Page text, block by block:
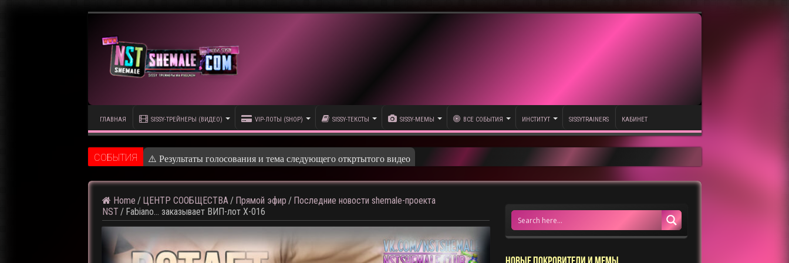
ГЛАВНАЯ SISSY-ТРЕЙНЕРЫ (ВИДЕО) VIP-ЛОТЫ (SHOP) SISSY-ТЕКСТЫ SISSY-МЕМЫ ВСЕ СОБЫТИЯ ИНСТИТУТ SISSYTRAINERS КАБИНЕТ
CОБЫТИЯ ⚠️ Кадры из предсто
Home / ЦЕНТР СООБЩЕСТВА / Прямой эфир / Последние новости shemale-проекта
NST / Fabiano… заказывает ВИП-лот X-016